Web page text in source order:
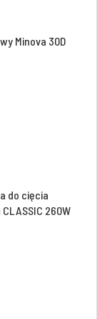
Minova 30D
do cięcia
260W